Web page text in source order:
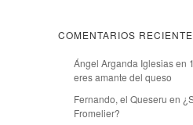
COMENTARIOS
Ángel Arganda Iglesiasen
eres amante del queso
Fernando, el Queseru en
Fromelier?